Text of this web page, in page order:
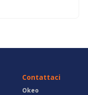
Contattaci
Okeo